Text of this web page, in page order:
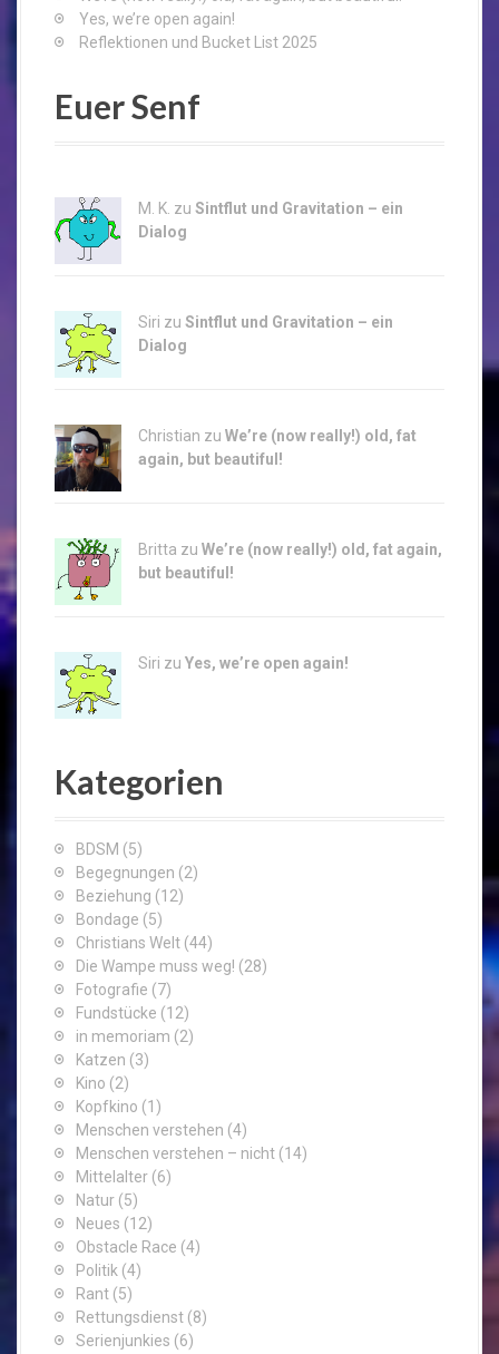
Yes, we’re open again!
Reflektionen und Bucket List 2025
Euer Senf
M. K. zu Sintflut und Gravitation – ein
Dialog
Siri zu Sintflut und Gravitation – ein
Dialog
Christian zu We’re (now really!) old, fat
again, but beautiful!
Britta zu We’re (now really!) old, fat again,
but beautiful!
Siri zu Yes, we’re open again!
Kategorien
BDSM (5)
Begegnungen (2)
Beziehung (12)
Bondage (5)
Christians Welt (44)
Die Wampe muss weg! (28)
Fotografie (7)
Fundstücke (12)
in memoriam (2)
Katzen (3)
Kino (2)
Kopfkino (1)
Menschen verstehen (4)
Menschen verstehen – nicht (14)
Mittelalter (6)
Natur (5)
Neues (12)
Obstacle Race (4)
Politik (4)
Rant (5)
Rettungsdienst (8)
Serienjunkies (6)